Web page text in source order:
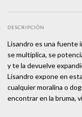
DESCRIPCIÓN
Lisandro es una fuente
se multiplica, se
y te la devuelve
Lisandro expone en
cualquier moralina o
encontrar en la bruma,